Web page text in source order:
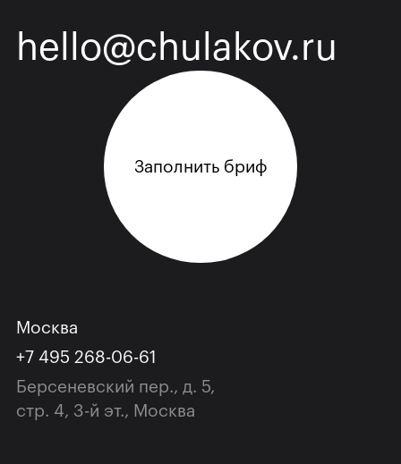
hello@chulakov.ru
Заполнить бриф
Москва
+7 495 268-06-61
Берсеневский пер., д. 5,
cтр. 4, 3-й эт., Москва